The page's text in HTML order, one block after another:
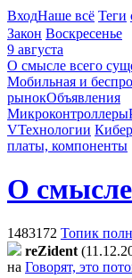
ВходНаше всё Теги
Закон Воскресенье
9 августа
О смысле всего
Мобильная и
рынокОбъявления
Микроконтроллеры
VТехнологии
платы, компоненты
О смысле
1483172 Топик
reZident
на Говорят, это